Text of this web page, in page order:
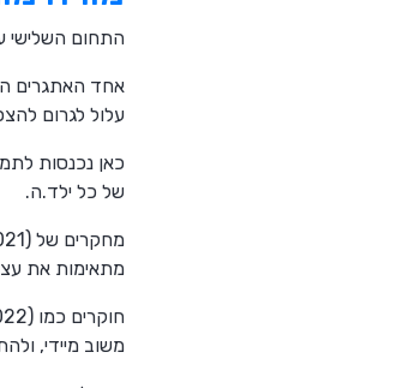
התחום השלישי
אחד האתגרים
עלול לגרום
של כל ילד.ה.
מתאימות את
משוב מיידי,